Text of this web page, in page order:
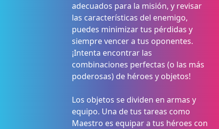
adecuados para la misión, y revisar
las características del enemigo,
puedes minimizar tus pérdidas y
siempre vencer a tus oponentes.
¡Intenta encontrar las
combinaciones perfectas (o las más
poderosas) de héroes y objetos!
Los objetos se dividen en armas y
equipo. Una de tus tareas como
Maestro es equipar a tus héroes con